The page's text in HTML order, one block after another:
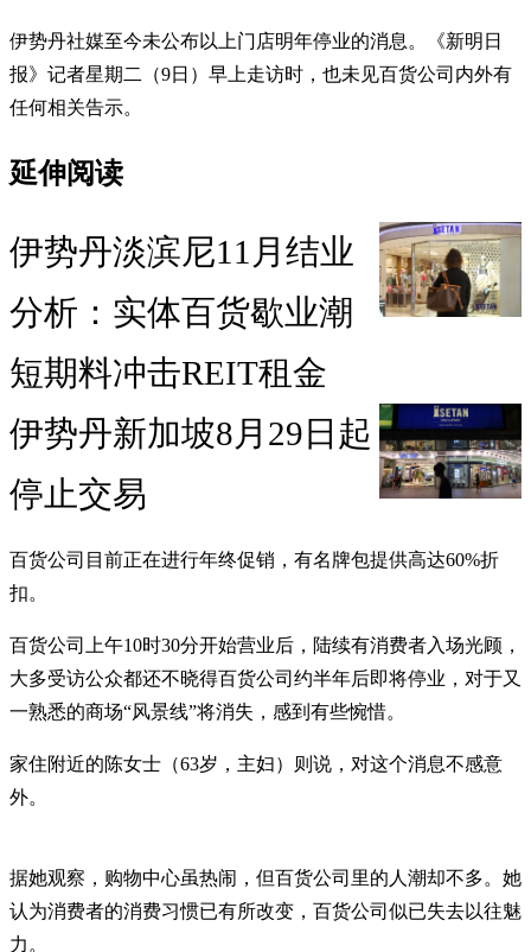
伊势丹社媒至今未公布以上门店明年停业的消息。《新明日
报》记者星期二（9日）早上走访时，也未见百货公司内外有
任何相关告示。
延伸阅读
伊势丹淡滨尼11月结业
分析：实体百货歇业潮
短期料冲击REIT租金
伊势丹新加坡8月29日起
停止交易
百货公司目前正在进行年终促销，有名牌包提供高达60%折
扣。
百货公司上午10时30分开始营业后，陆续有消费者入场光顾，
大多受访公众都还不晓得百货公司约半年后即将停业，对于又
一熟悉的商场“风景线”将消失，感到有些惋惜。
家住附近的陈女士（63岁，主妇）则说，对这个消息不感意
外。
据她观察，购物中心虽热闹，但百货公司里的人潮却不多。她
认为消费者的消费习惯已有所改变，百货公司似已失去以往魅
力。